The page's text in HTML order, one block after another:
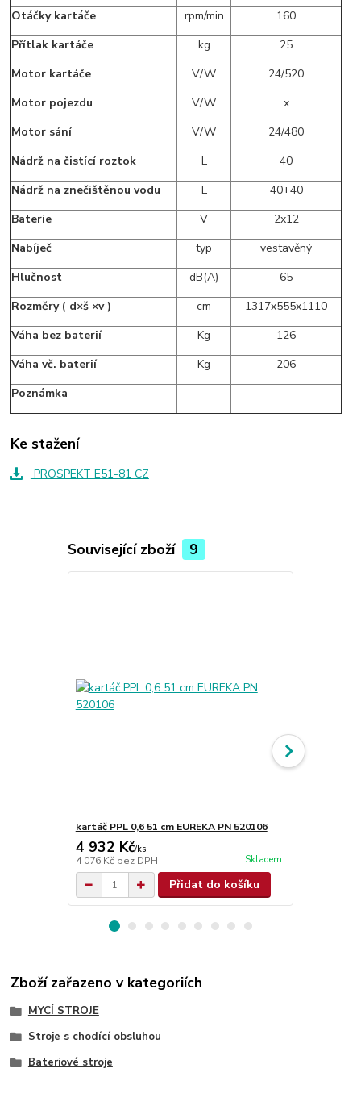
Otáčky kartáče
rpm/min
160
Přítlak kartáče
kg
25
Motor kartáče
V/W
24/520
Motor pojezdu
V/W
x
Motor sání
V/W
24/480
Nádrž na čistící roztok
L
40
Nádrž na znečištěnou vodu
L
40+40
Baterie
V
2x12
Nabíječ
typ
vestavěný
Hlučnost
dB(A)
65
Rozměry ( d×š ×v )
cm
1317x555x1110
Váha bez baterií
Kg
126
Váha vč. baterií
Kg
206
Poznámka
Ke stažení
PROSPEKT E51-81 CZ
Související zboží 9
kartáč PPL 0,6 51 cm EUREKA PN 520106
4 932 Kč/ks
4 076 Kč bez DPH Skladem
Přidat do košíku
Zboží zařazeno v kategoriích
MYCÍ STROJE
Stroje s chodící obsluhou
Bateriové stroje